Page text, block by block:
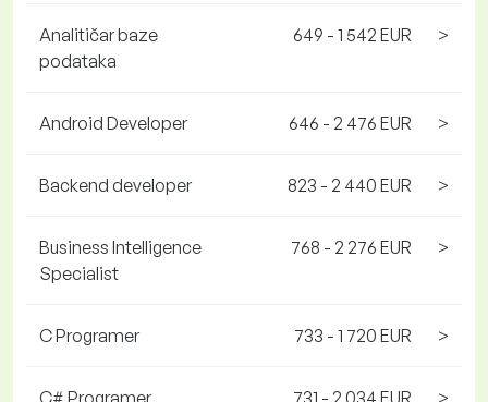
Analitičar baze
podataka
649 - 1 542 EUR >
Android Developer 646 - 2 476 EUR >
Backend developer 823 - 2 440 EUR >
Business Intelligence
Specialist
768 - 2 276 EUR >
C Programer 733 - 1 720 EUR >
C# Programer 731 - 2 034 EUR >